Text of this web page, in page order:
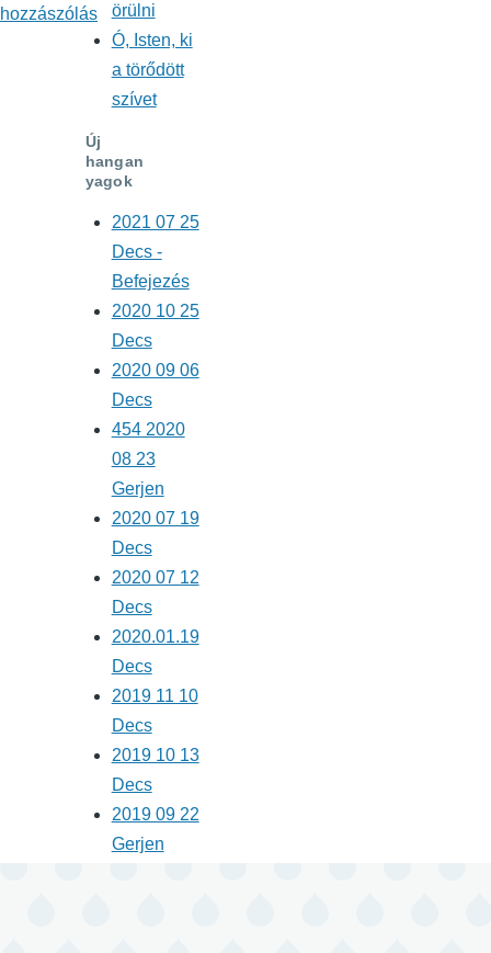
hozzászólás
örülni
Ó, Isten, ki
a törődött
szívet
Új
hangan
yagok
2021 07 25
Decs -
Befejezés
2020 10 25
Decs
2020 09 06
Decs
454 2020
08 23
Gerjen
2020 07 19
Decs
2020 07 12
Decs
2020.01.19
Decs
2019 11 10
Decs
2019 10 13
Decs
2019 09 22
Gerjen